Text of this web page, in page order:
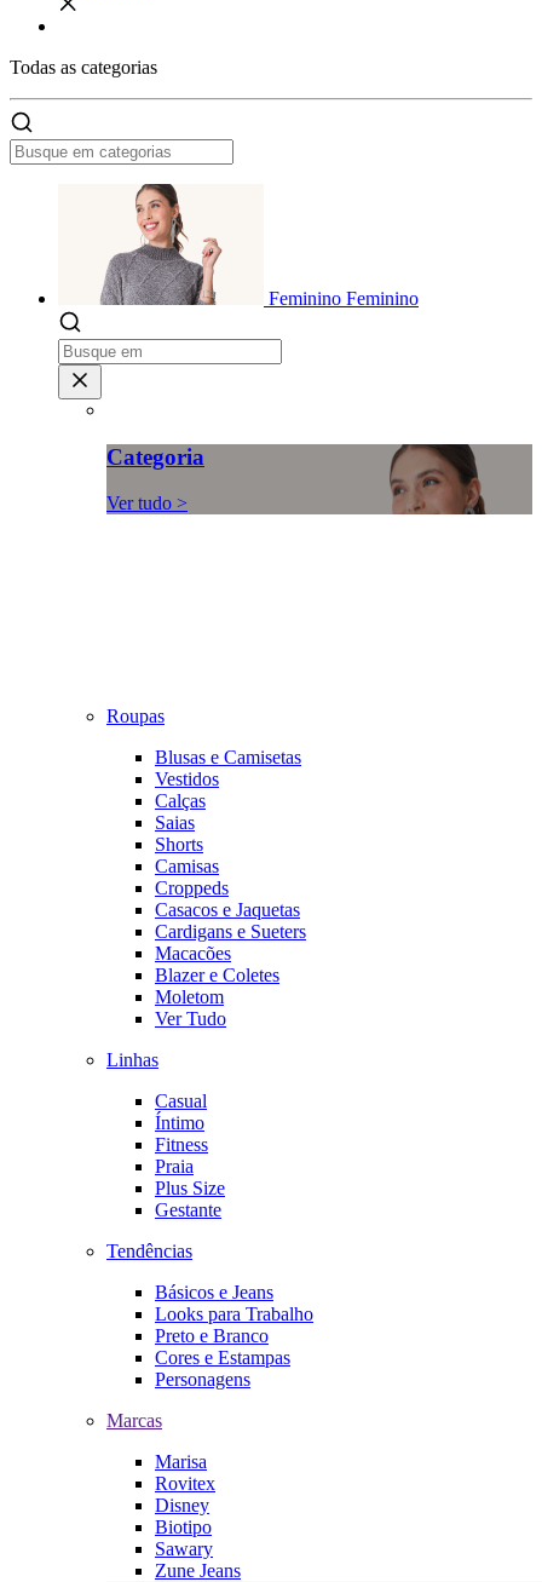
Todas as categorias
Feminino Feminino
Categoria
Ver tudo >
Roupas
Blusas e Camisetas
Vestidos
Calças
Saias
Shorts
Camisas
Croppeds
Casacos e Jaquetas
Cardigans e Sueters
Macacões
Blazer e Coletes
Moletom
Ver Tudo
Linhas
Casual
Íntimo
Fitness
Praia
Plus Size
Gestante
Tendências
Básicos e Jeans
Looks para Trabalho
Preto e Branco
Cores e Estampas
Personagens
Marcas
Marisa
Rovitex
Disney
Biotipo
Sawary
Zune Jeans